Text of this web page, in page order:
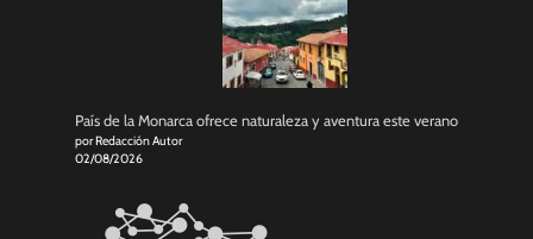
País de la Monarca ofrece naturaleza y aventura este verano
por Redacción Autor
02/08/2026